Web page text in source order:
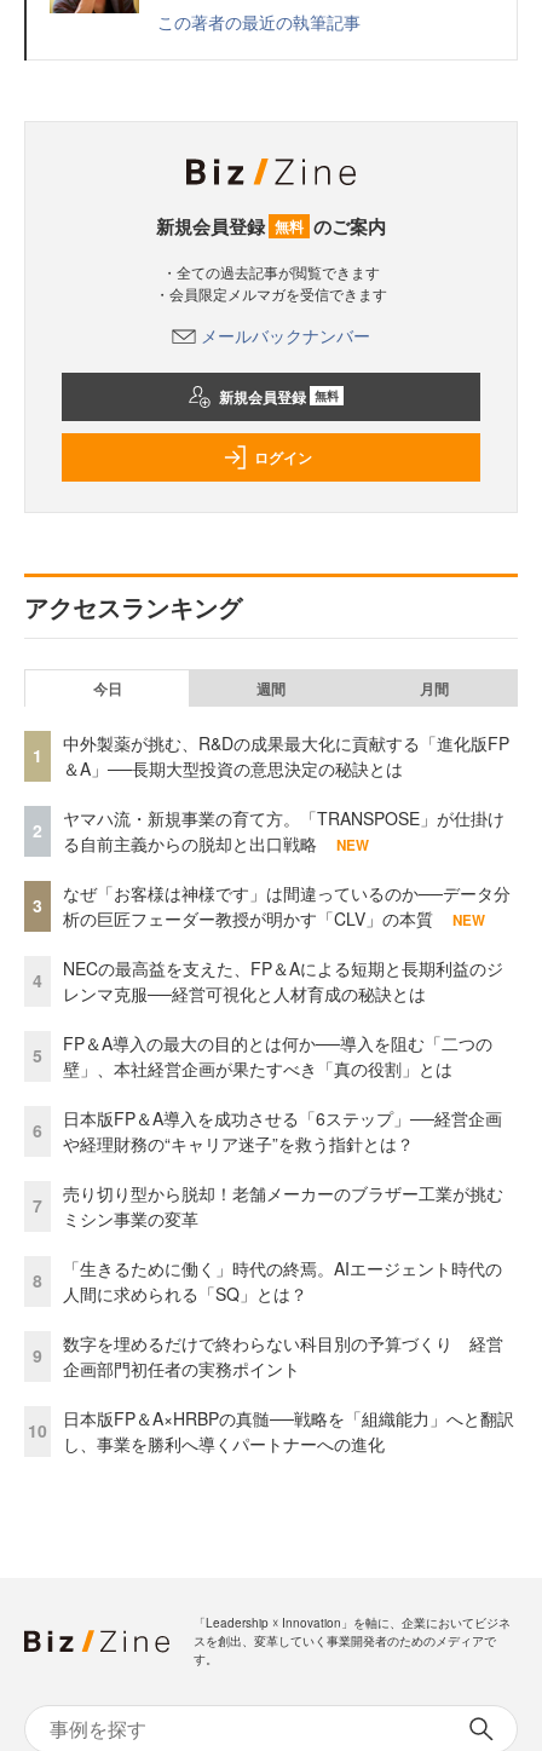
この著者の最近の執筆記事
新規会員登録 無料 のご案内
・全ての過去記事が閲覧できます
・会員限定メルマガを受信できます
メールバックナンバー
新規会員登録 無料
ログイン
アクセスランキング
今日 週間 月間
1
中外製薬が挑む、R&Dの成果最大化に貢献する「進化版FP
＆A」──長期大型投資の意思決定の秘訣とは
2
ヤマハ流・新規事業の育て方。「TRANSPOSE」が仕掛け
る自前主義からの脱却と出口戦略
NEW
3
なぜ「お客様は神様です」は間違っているのか──データ分
析の巨匠フェーダー教授が明かす「CLV」の本質
NEW
4
NECの最高益を支えた、FP＆Aによる短期と長期利益のジ
レンマ克服──経営可視化と人材育成の秘訣とは
5
FP＆A導入の最大の目的とは何か──導入を阻む「二つの
壁」、本社経営企画が果たすべき「真の役割」とは
6
日本版FP＆A導入を成功させる「6ステップ」──経営企画
や経理財務の“キャリア迷子”を救う指針とは？
7
売り切り型から脱却！老舗メーカーのブラザー工業が挑む
ミシン事業の変革
8
「生きるために働く」時代の終焉。AIエージェント時代の
人間に求められる「SQ」とは？
9
数字を埋めるだけで終わらない科目別の予算づくり 経営
企画部門初任者の実務ポイント
10
日本版FP＆A×HRBPの真髄──戦略を「組織能力」へと翻訳
し、事業を勝利へ導くパートナーへの進化
「Leadership ☓ Innovation」を軸に、企業においてビジネ
スを創出、変革していく事業開発者のためのメディアで
す。